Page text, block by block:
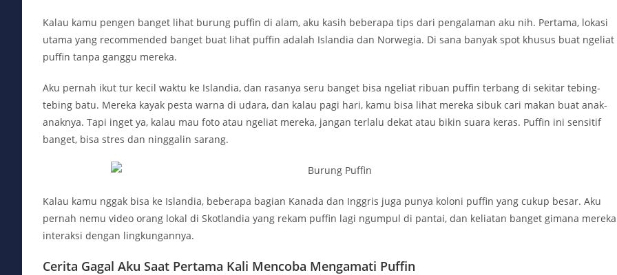
Kalau kamu pengen banget lihat burung puffin di alam, aku kasih beberapa tips dari pengalaman aku nih. Pertama, lokasi
utama yang recommended banget buat lihat puffin adalah Islandia dan Norwegia. Di sana banyak spot khusus buat ngeliat
puffin tanpa ganggu mereka.
Aku pernah ikut tur kecil waktu ke Islandia, dan rasanya seru banget bisa ngeliat ribuan puffin terbang di sekitar tebing-
tebing batu. Mereka kayak pesta warna di udara, dan kalau pagi hari, kamu bisa lihat mereka sibuk cari makan buat anak-
anaknya. Tapi inget ya, kalau mau foto atau ngeliat mereka, jangan terlalu dekat atau bikin suara keras. Puffin ini sensitif
banget, bisa stres dan ninggalin sarang.
Kalau kamu nggak bisa ke Islandia, beberapa bagian Kanada dan Inggris juga punya koloni puffin yang cukup besar. Aku
pernah nemu video orang lokal di Skotlandia yang rekam puffin lagi ngumpul di pantai, dan keliatan banget gimana mereka
interaksi dengan lingkungannya.
Cerita Gagal Aku Saat Pertama Kali Mencoba Mengamati Puffin